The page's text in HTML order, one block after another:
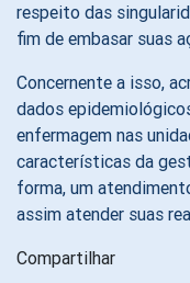
respeito das
fim de embasar suas
Concernente a isso,
dados
enfermagem nas
características da
forma, um
assim atender suas
Compartilhar